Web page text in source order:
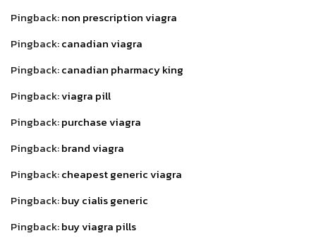
Pingback:non prescription viagra
Pingback:canadian viagra
Pingback:canadian pharmacy king
Pingback:viagra pill
Pingback:purchase viagra
Pingback:brand viagra
Pingback:cheapest generic viagra
Pingback:buy cialis generic
Pingback:buy viagra pills